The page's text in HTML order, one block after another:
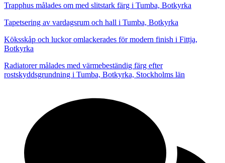
Trapphus målades om med slitstark färg i Tumba, Botkyrka
Tapetsering av vardagsrum och hall i Tumba, Botkyrka
Köksskåp och luckor omlackerades för modern finish i Fittja,
Botkyrka
Radiatorer målades med värmebeständig färg efter
rostskyddsgrundning i Tumba, Botkyrka, Stockholms län